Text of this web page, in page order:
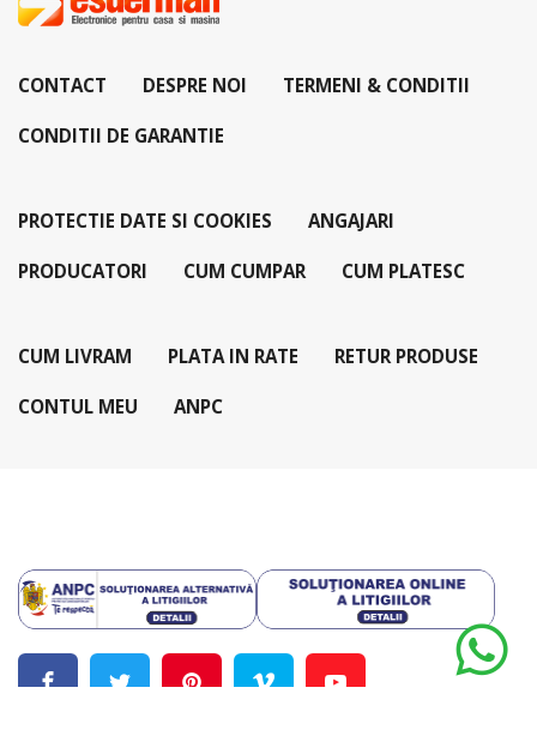
CONTACT DESPRE NOI TERMENI & CONDITII
CONDITII DE GARANTIE
PROTECTIE DATE SI COOKIES ANGAJARI
PRODUCATORI CUM CUMPAR CUM PLATESC
CUM LIVRAM PLATA IN RATE RETUR PRODUSE
CONTUL MEU ANPC